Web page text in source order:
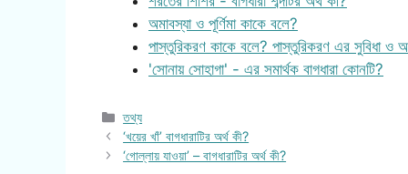
অমাবস্যা ও পূর্ণিমা কাকে বলে?
পাস্তুরিকরণ কাকে বলে? পাস্তুরিকরণ এর সুবিধা ও
'সোনায় সোহাগা' - এর সমার্থক বাগধারা কোনটি?
Categories
তথ্য
‘খয়ের খাঁ’ বাগধারাটির অর্থ কী?
‘গোল্লায় যাওয়া’ – বাগধারাটির অর্থ কী?